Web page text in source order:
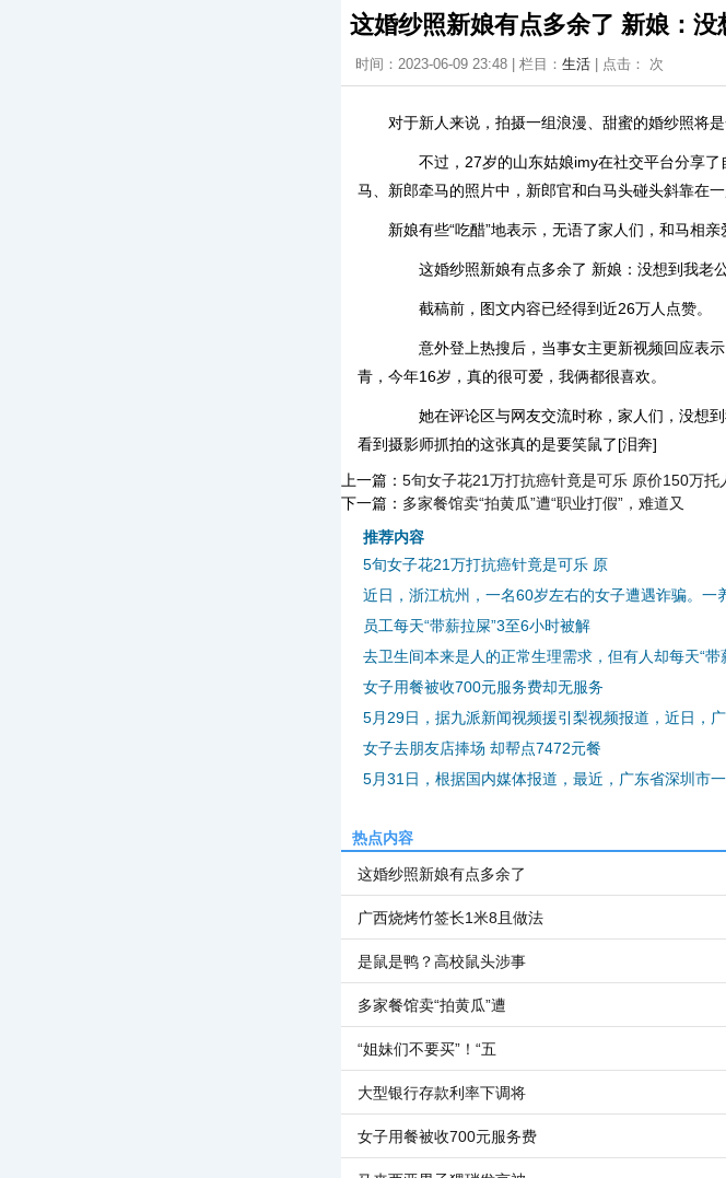
这婚纱照新娘有点多余了 新娘：没
时间：2023-06-09 23:48 | 栏目： 生活 | 点击： 次
对于新人来说，拍摄一组浪漫、甜蜜的婚纱照将是
不过，27岁的山东姑娘imy在社交平台分享了
马、新郎牵马的照片中，新郎官和白马头碰头斜靠在
新娘有些“吃醋”地表示，无语了家人们，和马相
这婚纱照新娘有点多余了 新娘：没想到我老
截稿前，图文内容已经得到近26万人点赞。
意外登上热搜后，当事女主更新视频回应表示
青，今年16岁，真的很可爱，我俩都很喜欢。
她在评论区与网友交流时称，家人们，没想到
看到摄影师抓拍的这张真的是要笑鼠了[泪奔]
上一篇： 5旬女子花21万打抗癌针竟是可乐 原价150万托
下一篇： 多家餐馆卖“拍黄瓜”遭“职业打假”，难道又
推荐内容
5旬女子花21万打抗癌针竟是可乐 原
近日，浙江杭州，一名60岁左右的女子遭遇诈骗。一
员工每天“带薪拉屎”3至6小时被解
去卫生间本来是人的正常生理需求，但有人却每天“带
女子用餐被收700元服务费却无服务
5月29日，据九派新闻视频援引梨视频报道，近日，广
女子去朋友店捧场 却帮点7472元餐
5月31日，根据国内媒体报道，最近，广东省深圳市一
热点内容
这婚纱照新娘有点多余了
广西烧烤竹签长1米8且做法
是鼠是鸭？高校鼠头涉事
多家餐馆卖“拍黄瓜”遭
“姐妹们不要买”！“五
大型银行存款利率下调将
女子用餐被收700元服务费